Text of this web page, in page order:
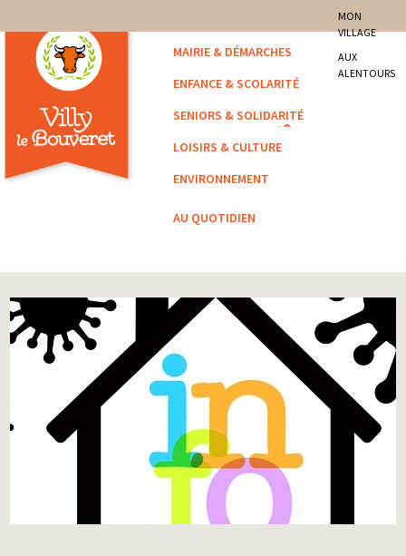
Villy-le-Bouveret
MON
VILLAGE
AUX
ALENTOURS
MAIRIE & DÉMARCHES
ENFANCE & SCOLARITÉ
SENIORS & SOLIDARITÉ
LOISIRS & CULTURE
ENVIRONNEMENT
AU QUOTIDIEN
Vous êtes ici : Accueil/Archivé / Allègement du confinement